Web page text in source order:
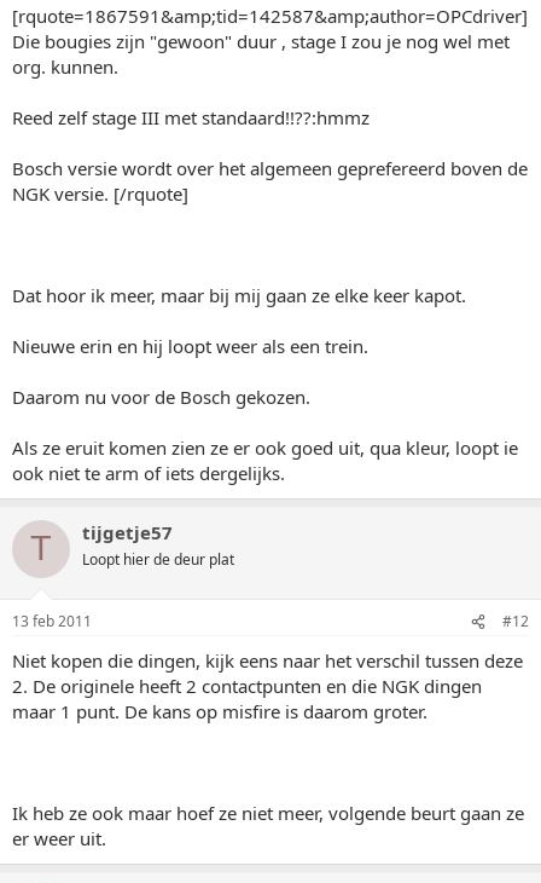
[rquote=1867591&amp;tid=142587&amp;author=OPCdriver]
Die bougies zijn "gewoon" duur , stage I zou je nog wel met
org. kunnen.
Reed zelf stage III met standaard!!??:hmmz
Bosch versie wordt over het algemeen geprefereerd boven de
NGK versie. [/rquote]
Dat hoor ik meer, maar bij mij gaan ze elke keer kapot.
Nieuwe erin en hij loopt weer als een trein.
Daarom nu voor de Bosch gekozen.
Als ze eruit komen zien ze er ook goed uit, qua kleur, loopt ie
ook niet te arm of iets dergelijks.
T tijgetje57
Loopt hier de deur plat
13 feb 2011 #12
Niet kopen die dingen, kijk eens naar het verschil tussen deze
2. De originele heeft 2 contactpunten en die NGK dingen
maar 1 punt. De kans op misfire is daarom groter.
Ik heb ze ook maar hoef ze niet meer, volgende beurt gaan ze
er weer uit.